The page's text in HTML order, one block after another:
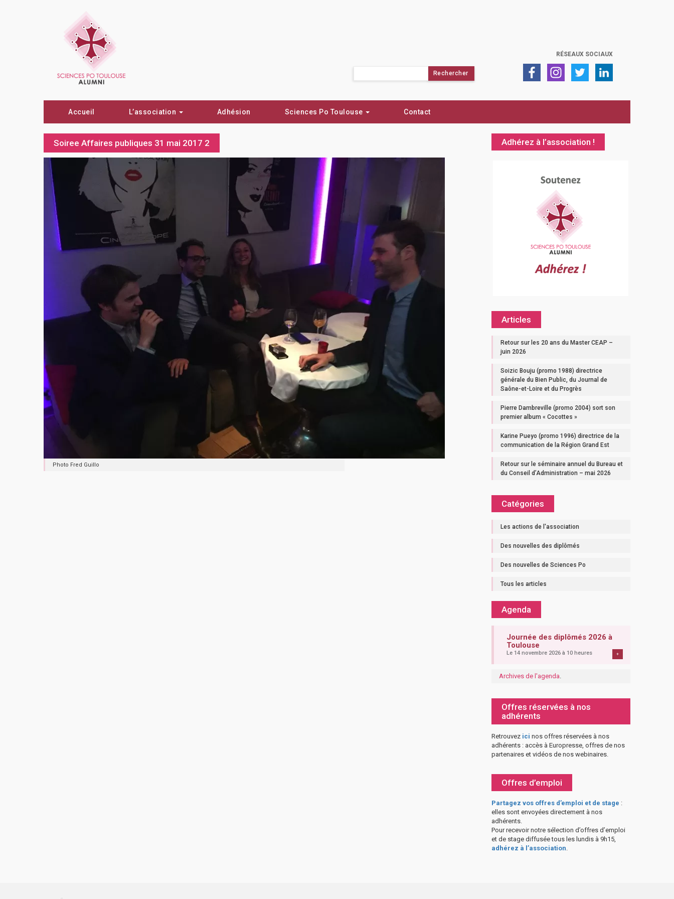
RÉSEAUX SOCIAUX
Accueil L’association Adhésion Sciences Po Toulouse Contact
Soiree Affaires publiques 31 mai 2017 2
Photo Fred Guillo
Adhérez à l’association !
Articles
Retour sur les 20 ans du Master CEAP –
juin 2026
Soizic Bouju (promo 1988) directrice
générale du Bien Public, du Journal de
Saône-et-Loire et du Progrès
Pierre Dambreville (promo 2004) sort son
premier album « Cocottes »
Karine Pueyo (promo 1996) directrice de la
communication de la Région Grand Est
Retour sur le séminaire annuel du Bureau et
du Conseil d’Administration – mai 2026
Catégories
Les actions de l'association
Des nouvelles des diplômés
Des nouvelles de Sciences Po
Tous les articles
Agenda
Journée des diplômés 2026 à
Toulouse
Le 14 novembre 2026 à 10 heures +
Archives de l'agenda.
Offres réservées à nos
adhérents
Retrouvez ici nos offres réservées à nos
adhérents : accès à Europresse, offres de nos
partenaires et vidéos de nos webinaires.
Offres d’emploi
Partagez vos offres d’emploi et de stage :
elles sont envoyées directement à nos
adhérents.
Pour recevoir notre sélection d’offres d’emploi
et de stage diffusée tous les lundis à 9h15,
adhérez à l’association.